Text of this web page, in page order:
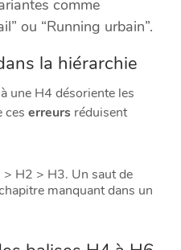
comme
ou “Running urbain”.
la hiérarchie
une H4 désoriente les
ces erreurs réduisent
> H2 > H3. Un saut de
manquant dans un